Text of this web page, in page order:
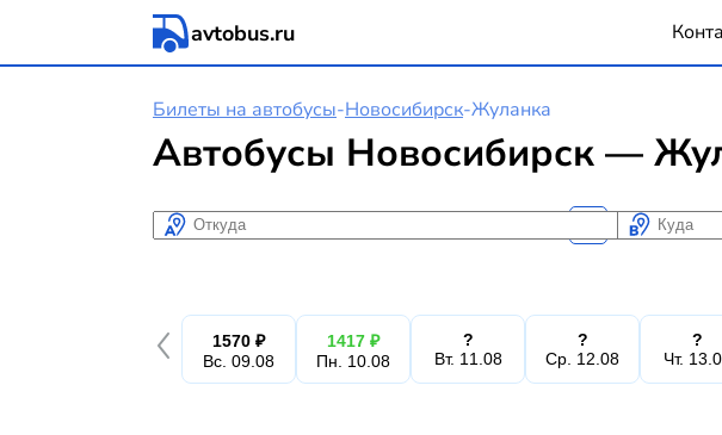
avtobus.ru
Билеты на автобусы-Новосибирск-Жуланка
Автобусы Новосибирск —
Откуда Куда
1570 ₽
Вс. 09.08
1417 ₽
Пн. 10.08
?
Вт. 11.08
?
Ср. 12.08
?
Чт.